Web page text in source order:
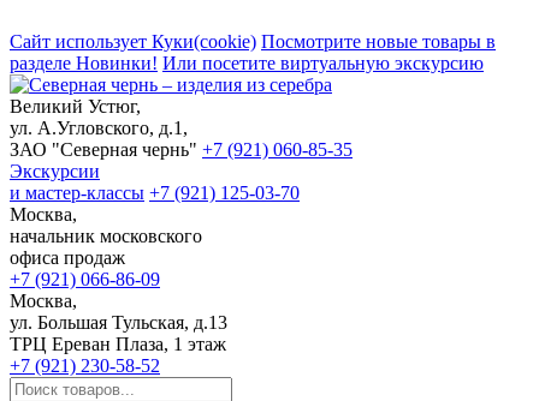
Сайт использует Куки(cookie) Посмотрите новые товары в
разделе Новинки! Или посетите виртуальную экскурсию
Великий Устюг,
ул. А.Угловского, д.1,
ЗАО "Северная чернь" +7 (921) 060-85-35
Экскурсии
и мастер-классы +7 (921) 125-03-70
Москва,
начальник московского
офиса продаж
+7 (921) 066-86-09
Москва,
ул. Большая Тульская, д.13
ТРЦ Ереван Плаза, 1 этаж
+7 (921) 230-58-52